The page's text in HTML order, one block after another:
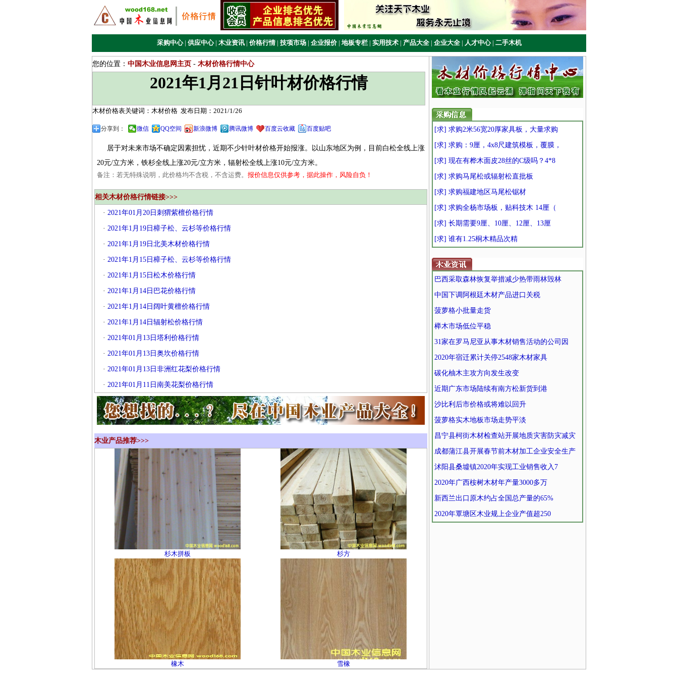
采购中心 | 供应中心 | 木业资讯 | 价格行情 | 技项市场 | 企业报价 | 地板专栏 | 实用技术 | 产品大全 | 企业大全 | 人才中心 | 二手木机
您的位置： 中国木业信息网主页 - 木材价格行情中心
2021年1月21日针叶材价格行情
木材价格表关键词：木材价格 发布日期：2021/1/26
分享到： 微信 QQ空间 新浪微博 腾讯微博 百度云收藏 百度贴吧
居于对未来市场不确定因素担忧，近期不少针叶材价格开始报涨。以山东地区为例，目前白松全线上涨
20元/立方米，铁杉全线上涨20元/立方米，辐射松全线上涨10元/立方米。
备注：若无特殊说明，此价格均不含税，不含运费。 报价信息仅供参考，据此操作，风险自负！
相关木材价格行情链接>>>
· 2021年01月20日刺猬紫檀价格行情
· 2021年1月19日樟子松、云杉等价格行情
· 2021年1月19日北美木材价格行情
· 2021年1月15日樟子松、云杉等价格行情
· 2021年1月15日松木价格行情
· 2021年1月14日巴花价格行情
· 2021年1月14日阔叶黄檀价格行情
· 2021年1月14日辐射松价格行情
· 2021年01月13日塔利价格行情
· 2021年01月13日奥坎价格行情
· 2021年01月13日非洲红花梨价格行情
· 2021年01月11日南美花梨价格行情
木业产品推荐>>>
杉木拼板 杉方
橡木 雪橡
[求] 求购2米56宽20厚家具板，大量求购
[求] 求购：9厘，4x8尺建筑模板，覆膜，
[求] 现在有桦木面皮28丝的C级吗？4*8
[求] 求购马尾松或辐射松直批板
[求] 求购福建地区马尾松锯材
[求] 求购全杨市场板，贴科技木 14厘（
[求] 长期需要9厘、10厘、12厘、13厘
[求] 谁有1.25桐木精品次精
巴西采取森林恢复举措减少热带雨林毁林
中国下调阿根廷木材产品进口关税
菠萝格小批量走货
榉木市场低位平稳
31家在罗马尼亚从事木材销售活动的公司因
2020年宿迁累计关停2548家木材家具
碳化柚木主攻方向发生改变
近期广东市场陆续有南方松新货到港
沙比利后市价格或将难以回升
菠萝格实木地板市场走势平淡
昌宁县柯街木材检查站开展地质灾害防灾减灾
成都蒲江县开展春节前木材加工企业安全生产
沭阳县桑墟镇2020年实现工业销售收入7
2020年广西桉树木材年产量3000多万
新西兰出口原木约占全国总产量的65%
2020年覃塘区木业规上企业产值超250